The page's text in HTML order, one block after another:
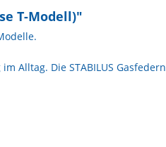
T-Modell)"
Alltag. Die STABILUS Gasfedern